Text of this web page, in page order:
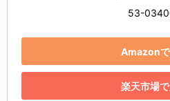
53-
Amazon
楽天市場